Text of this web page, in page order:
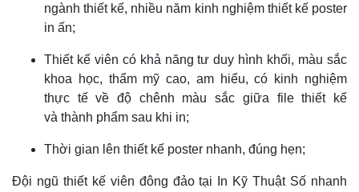
ngành thiết kế, nhiều năm kinh nghiệm thiết kế poster
in ấn;
Thiết kế viên có khả năng tư duy hình khối, màu sắc
khoa học, thẩm mỹ cao, am hiểu, có kinh nghiệm
thực tế về độ chênh màu sắc giữa file thiết kế
và thành phẩm sau khi in;
Thời gian lên thiết kế poster nhanh, đúng hẹn;
Đội ngũ thiết kế viên đông đảo tại In Kỹ Thuật Số nhanh